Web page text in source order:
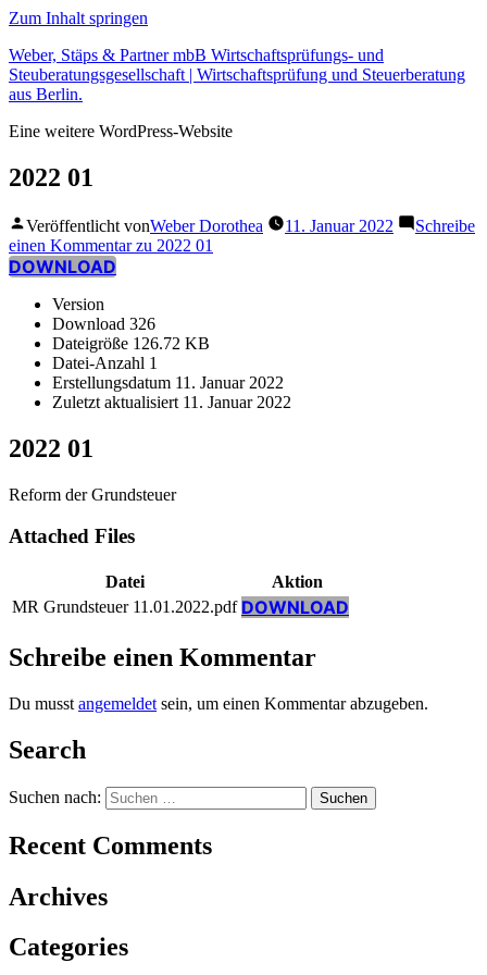
Zum Inhalt springen
Weber, Stäps & Partner mbB Wirtschaftsprüfungs- und
Steuberatungsgesellschaft | Wirtschaftsprüfung und Steuerberatung
aus Berlin.
Eine weitere WordPress-Website
2022 01
Veröffentlicht vonWeber Dorothea 11. Januar 2022
Schreibe
einen Kommentarzu 2022 01
DOWNLOAD
Version
Download 326
Dateigröße 126.72 KB
Datei-Anzahl 1
Erstellungsdatum 11. Januar 2022
Zuletzt aktualisiert 11. Januar 2022
2022 01
Reform der Grundsteuer
Attached Files
Datei
Aktion
MR Grundsteuer 11.01.2022.pdf DOWNLOAD
Schreibe einen Kommentar
Du musst angemeldet sein, um einen Kommentar abzugeben.
Search
Suchen nach:
Recent Comments
Archives
Categories